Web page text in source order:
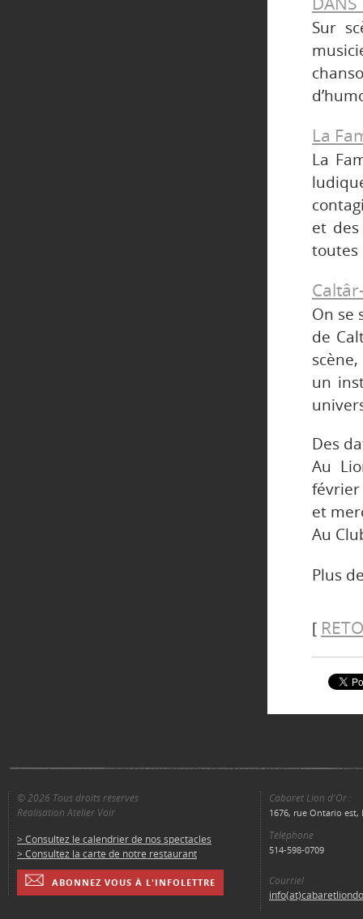
Sur
La
La
et
toutes
On se
de
un
Des
Au
février
et
Au
Plus
[
© 2026 Tous droits réservés
Réalisation Atelier Voir
> Consultez le calendrier de nos spectacles
> Consultez la carte de notre restaurant
ABONNEZ VOUS À L'INFOLETTRE
Cabaret Lion d'Or :
1676, rue Ontario est,
Téléphone
514-598-0709
Courriel